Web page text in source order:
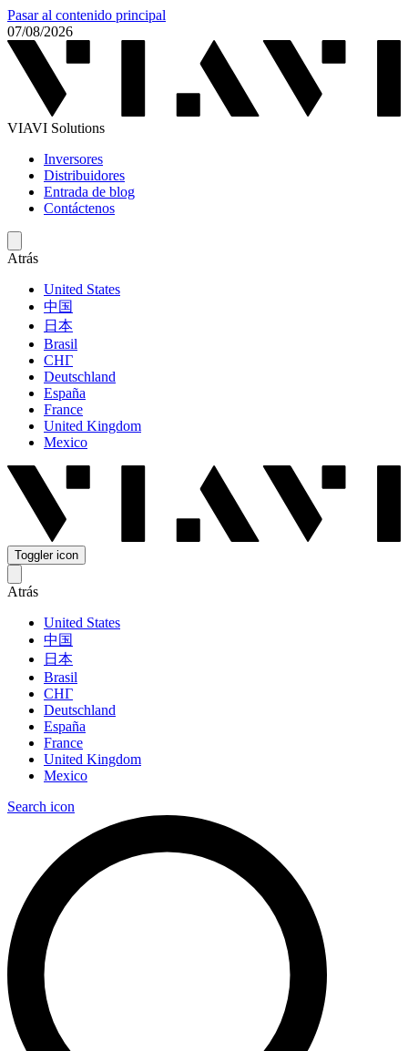
Pasar al contenido principal
07/08/2026
VIAVI Solutions
Inversores
Distribuidores
Entrada de blog
Contáctenos
Atrás
United States
中国
日本
Brasil
СНГ
Deutschland
España
France
United Kingdom
Mexico
Toggler icon
Atrás
United States
中国
日本
Brasil
СНГ
Deutschland
España
France
United Kingdom
Mexico
Search icon